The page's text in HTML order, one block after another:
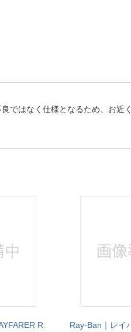
ではなく仕様となるため、お近
R
Ray-Ban｜レイ